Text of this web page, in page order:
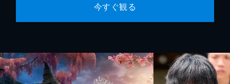
今すぐ観る